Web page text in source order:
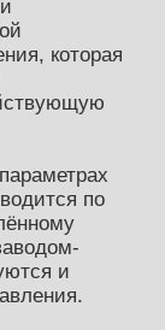
которая
по
и